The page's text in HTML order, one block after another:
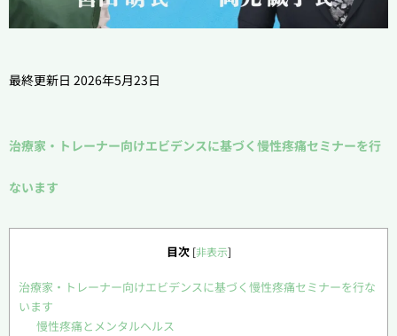
最終更新日 2026年5月23日
治療家・トレーナー向けエビデンスに基づく慢性疼痛セミナーを行
ないます
目次 [非表示]
治療家・トレーナー向けエビデンスに基づく慢性疼痛セミナーを行な
います
慢性疼痛とメンタルヘルス